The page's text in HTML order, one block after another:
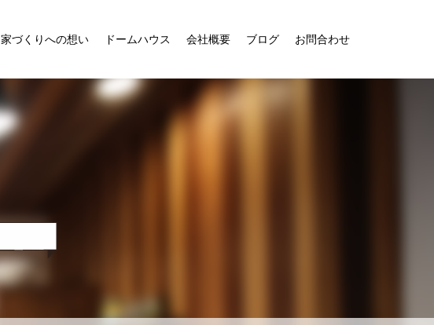
家づくりへの想い ドームハウス 会社概要 ブログ お問合わせ